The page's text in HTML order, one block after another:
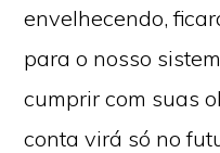
envelhecendo,
para o nosso
cumprir com suas
conta virá só no